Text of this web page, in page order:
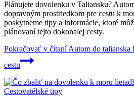
Plánujete dovolenku v Taliansku?
dopravným prostriedkom pre cestu k
poskytneme tipy a informácie, ktoré
plánovaní tejto dokonalej cesty.
Pokračovať v čítaníAutom do talianska
cestu
Cestovatělské tipy